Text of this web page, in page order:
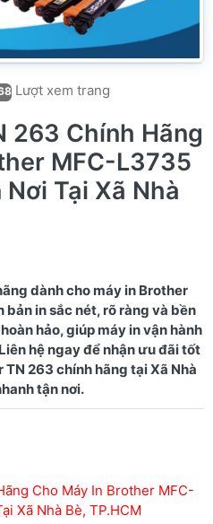
Lượt xem trang
263 Chính Hãng
MFC-L3735
Nơi Tại Xã Nhà
dành cho máy in Brother
bản in sắc nét, rõ ràng và bền
hảo, giúp máy in vận hành
hệ ngay để nhận ưu đãi tốt
263 chính hãng tại Xã Nhà
Cho Máy In Brother MFC-
Xã Nhà Bè, TP.HCM